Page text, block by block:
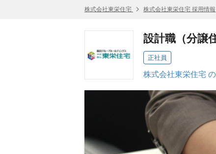
株式会社東栄住宅 株式会社東栄住宅 採用情報
設計職（分譲
正社員
株式会社東栄住宅